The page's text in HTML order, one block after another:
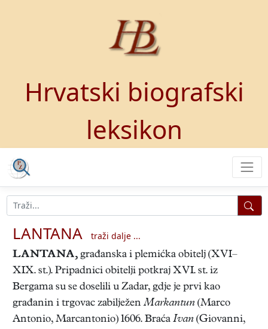
Hrvatski biografski
leksikon
LANTANA
traži dalje ...
LANTANA, građanska i plemićka obitelj (XVI–
XIX. st.). Pripadnici obitelji potkraj XVI. st. iz
Bergama su se doselili u Zadar, gdje je prvi kao
građanin i trgovac zabilježenMarkantun (Marco
Antonio, Marcantonio) 1606. Braća Ivan (Giovanni,